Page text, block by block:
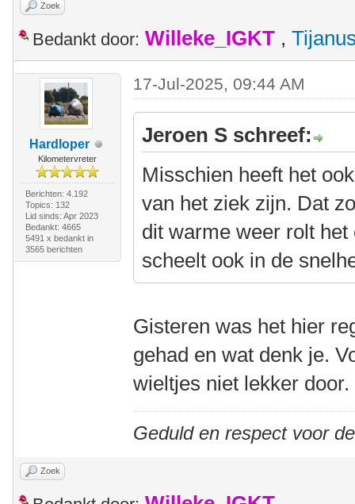
Zoek
Bedankt door: Willeke_IGKT ,
Hardloper
Kilometervreter
Berichten: 4.192
Topics: 132
Lid sinds: Apr 2023
Bedankt: 4665
5491 x bedankt in
3565 berichten
17-Jul-2025, 09:44 AM
Jeroen S schreef:
Misschien heeft het
van het ziek zijn. Dat
dit warme weer rolt
scheelt ook in de
Gisteren was het hier
gehad en wat denk je.
wieltjes niet lekker door.
Geduld en respect voor
Zoek